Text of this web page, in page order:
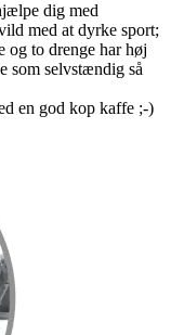
dig med
med at dyrke sport;
og to drenge har høj
som selvstændig så
en god kop kaffe ;-)